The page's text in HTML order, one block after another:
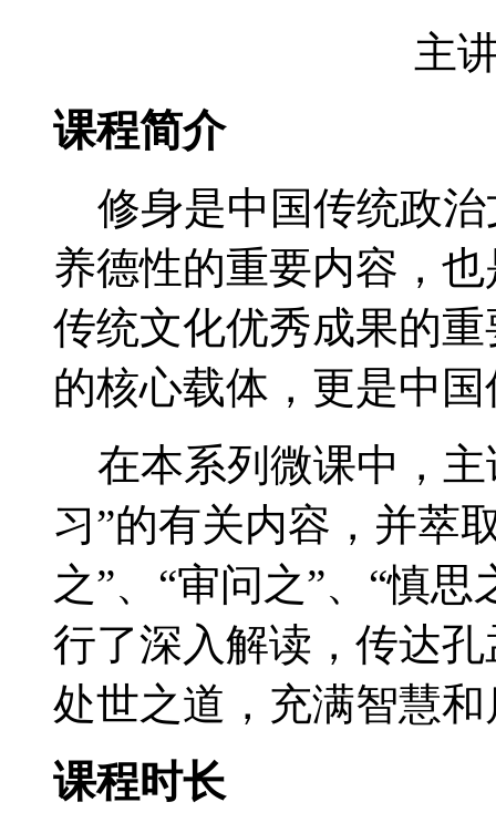
主
课程简介
修身是中国传统政治
养德性的重要内容，
传统文化优秀成果的
的核心载体，更是中
在本系列微课中，主
习”的有关内容，并萃
之”、“审问之”、“慎
行了深入解读，传达
处世之道，充满智慧
课程时长